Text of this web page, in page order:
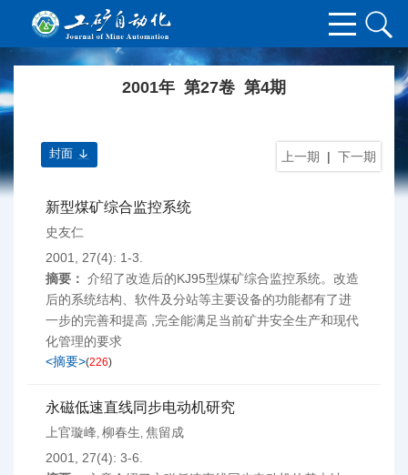
2001年 第27卷 第4期
上一期 | 下一期
封面
新型煤矿综合监控系统
史友仁
2001, 27(4): 1-3.
摘要： 介绍了改造后的KJ95型煤矿综合监控系统。改造
后的系统结构、软件及分站等主要设备的功能都有了进
一步的完善和提高 ,完全能满足当前矿井安全生产和现代
化管理的要求
<摘要>(226)
永磁低速直线同步电动机研究
上官璇峰, 柳春生, 焦留成
2001, 27(4): 3-6.